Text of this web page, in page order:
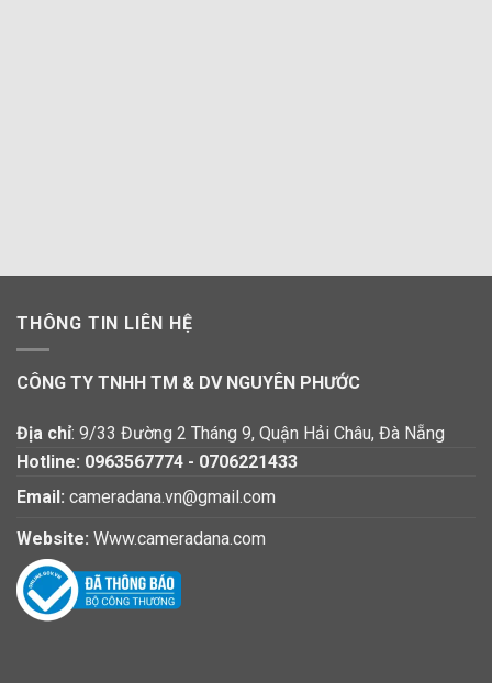
THÔNG TIN LIÊN HỆ
CÔNG TY TNHH TM & DV NGUYÊN PHƯỚC
Địa chỉ: 9/33 Đường 2 Tháng 9, Quận Hải Châu, Đà Nẵng
Hotline: 0963567774 - 0706221433
Email: cameradana.vn@gmail.com
Website: Www.cameradana.com